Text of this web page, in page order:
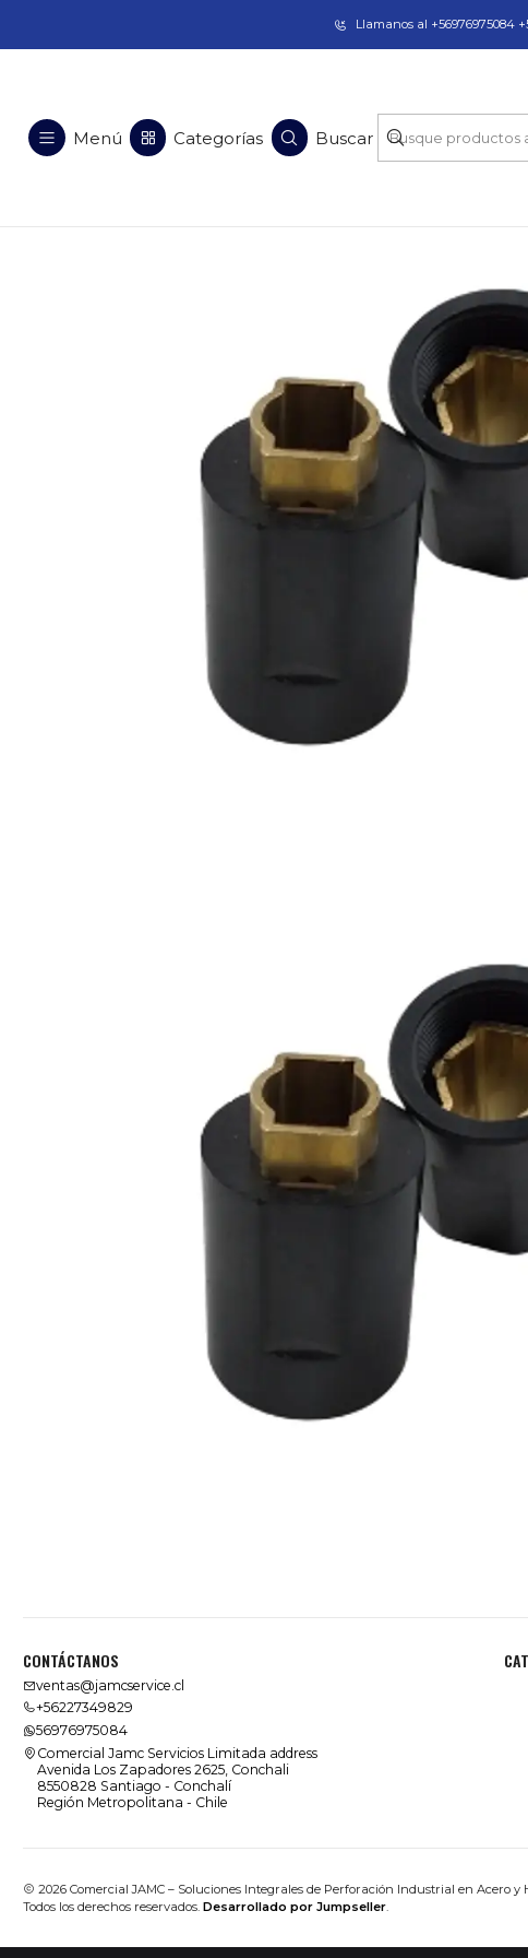
Taladros Magnéticos en Chile | Venta, Arriendo
Menú Categorías Buscar
Llamanos al +56976975084
CONTÁCTANOS
ventas@jamcservice.cl
+56227349829
56976975084
Comercial Jamc Servicios Limitada address
Avenida Los Zapadores 2625, Conchali
8550828 Santiago - Conchalí
Región Metropolitana - Chile
2026 Comercial JAMC – Soluciones Integrales de Perforación Industrial en Acero y
Todos los derechos reservados. Desarrollado por Jumpseller.